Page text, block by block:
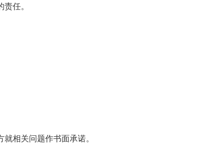
任。
相关问题作书面承诺。